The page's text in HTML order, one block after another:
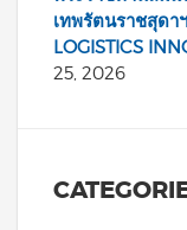
เทพรัตนราชสุดา
LOGISTICS
25, 2026